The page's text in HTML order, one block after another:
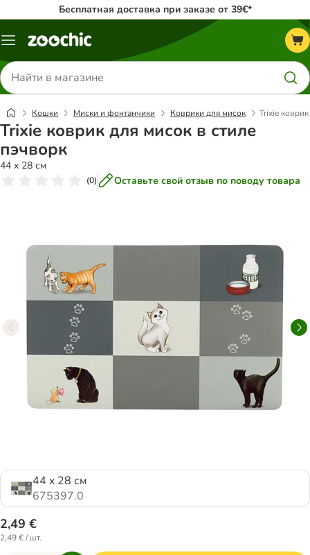
Бесплатная доставка при заказе от 39€*
Каталог
Поиск
товаров
Кошки Миски и фонтанчики Коврики для мисок Trixie
Trixie коврик для мисок в стиле
пэчворк
44 x 28 см
(0) Оставьте свой отзыв по поводу товара
44 x 28 см
675397.0
2,49 €
2,49 € / шт.